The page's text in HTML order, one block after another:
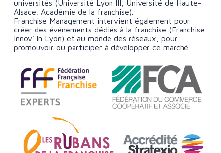
universités (Université Lyon III, Université de Haute-
Alsace, Académie de la franchise).
Franchise Management intervient également pour
créer des événements dédiés à la franchise (Franchise
Innov’ In Lyon) et au monde des réseaux, pour
promouvoir ou participer à développer ce marché.